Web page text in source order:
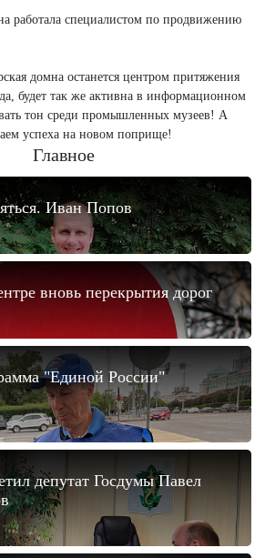
работала специалистом по продвижению
домна останется центром притяжения
будет так же активна в информационном
тон среди промышленных музеев! А
успеха на новом поприще!
Главное
Иван Попов
вновь перекрытия дорог
"Единой России"
депутат Госдумы Павел